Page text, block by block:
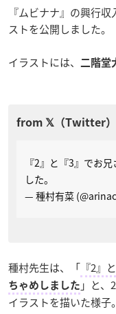
『ムビナナ』の興行
ストを公開しました。
イラストには、 二階堂
『2』と『3』でお
した。
— 種村有菜
種村先生は、「 『2』
ちゃめしました 」と
イラストを描いた様子。